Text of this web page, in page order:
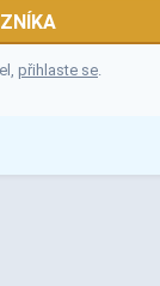
přihlaste se.